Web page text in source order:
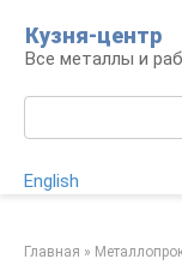
контенту
Кузня-центр
Все металлы и
English
Главная »